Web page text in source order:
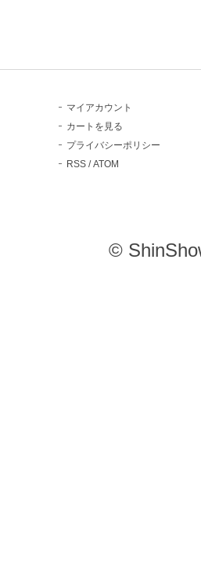
マイアカウント
カートを見る
プライバシーポリシー
RSS /ATOM
©